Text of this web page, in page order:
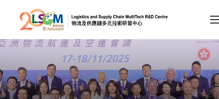
跳到內容（按回車鍵）
會員登入
A A EN 繁 简